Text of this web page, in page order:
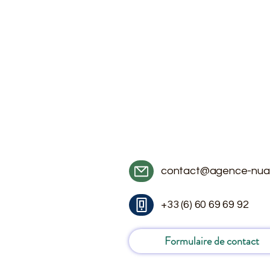
contact@agence-
+33 (6) 60 69 69 92
Formulaire de contact